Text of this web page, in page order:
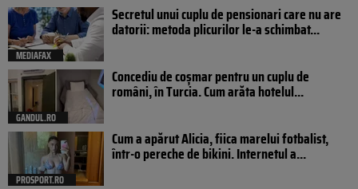
MEDIAFAX
Secretul unui cuplu de pensionari care nu are
datorii: metoda plicurilor le-a schimbat...
GANDUL.RO
Concediu de coșmar pentru un cuplu de
români, în Turcia. Cum arăta hotelul...
PROSPORT.RO
Cum a apărut Alicia, fiica marelui fotbalist,
într-o pereche de bikini. Internetul a...